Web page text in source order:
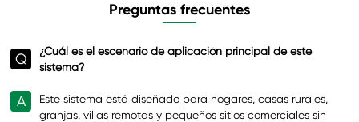
Preguntas frecuentes
Q
¿Cuál es el escenario de aplicación principal de este
sistema?
A
Este sistema está diseñado para hogares, casas rurales,
granjas, villas remotas y pequeños sitios comerciales sin